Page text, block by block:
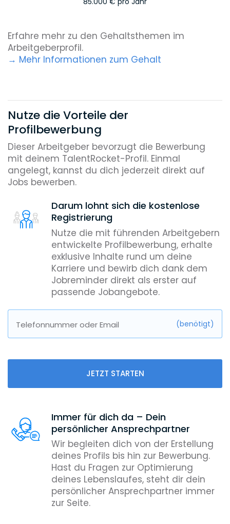
Erfahre mehr zu den Gehaltsthemen im
Arbeitgeberprofil.
Mehr Informationen zum Gehalt
Nutze die Vorteile der
Profilbewerbung
Dieser Arbeitgeber bevorzugt die Bewerbung
mit deinem TalentRocket-Profil. Einmal
angelegt, kannst du dich jederzeit direkt auf
Jobs bewerben.
Darum lohnt sich die kostenlose
Registrierung
Nutze die mit führenden Arbeitgebern
entwickelte Profilbewerbung, erhalte
exklusive Inhalte rund um deine
Karriere und bewirb dich dank dem
Jobreminder direkt als erster auf
passende Jobangebote.
Telefonnummer oder Email (benötigt)
JETZT STARTEN
Immer für dich da – Dein
persönlicher Ansprechpartner
Wir begleiten dich von der Erstellung
deines Profils bis hin zur Bewerbung.
Hast du Fragen zur Optimierung
deines Lebenslaufes, steht dir dein
persönlicher Ansprechpartner immer
zur Seite.